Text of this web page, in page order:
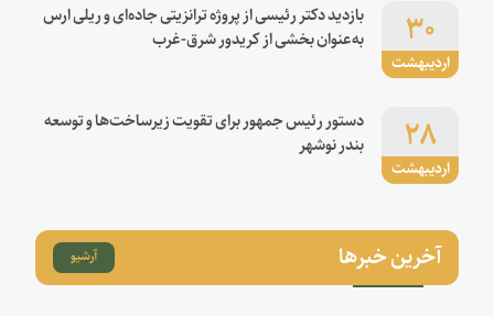
اردیبهشت
۳۰
بازدید دکتر رئیسی از پروژه ترانزیتی جاده‌ای و ریلی ارس
به‌عنوان بخشی از کریدور شرق-غرب
اردیبهشت
۲۸
دستور رئیس جمهور برای تقویت زیرساخت‌ها و توسعه
بندر نوشهر
آخرین خبرها آرشیو